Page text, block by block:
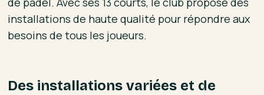
installations de haute qualité pour répondre aux
besoins de tous les joueurs.
Des installations variées et de